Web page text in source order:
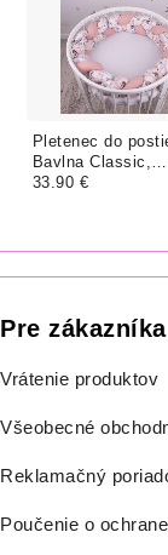
Pletenec do
Bavlna Classic,
SVETLÉ
33.90 €
Pre zákazníka
Vrátenie produktov
Všeobecné
Reklamačný
Poučenie o